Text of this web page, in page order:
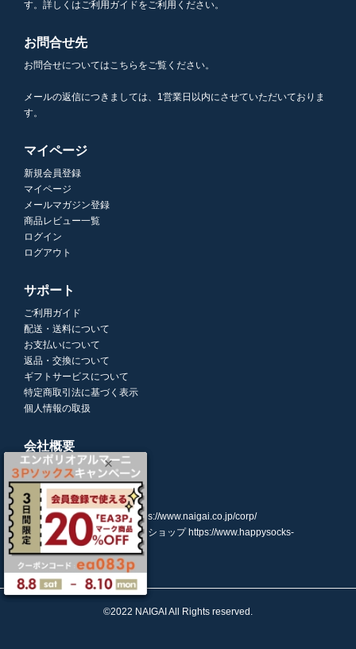
す。詳しくはご利用ガイドをご利用ください。
お問合せ先
お問合せについてはこちらをご覧ください。
メールの返信につきましては、1営業日以内にさせていただいておりま
す。
マイページ
新規会員登録
マイページ
メールマガジン登録
商品レビュー一覧
ログイン
ログアウト
サポート
ご利用ガイド
配送・送料について
お支払いについて
返品・交換について
ギフトサービスについて
特定商取引法に基づく表示
個人情報の取扱
会社概要
株式会社ナイガイ
(東証スタンダード市場上場)
107-0052
東京都港区赤坂7丁目8-5 https://www.naigai.co.jp/corp/
ハッピーソックスオンラインショップhttps://www.happysocks-
japan.com/
©2022 NAIGAI All Rights reserved.